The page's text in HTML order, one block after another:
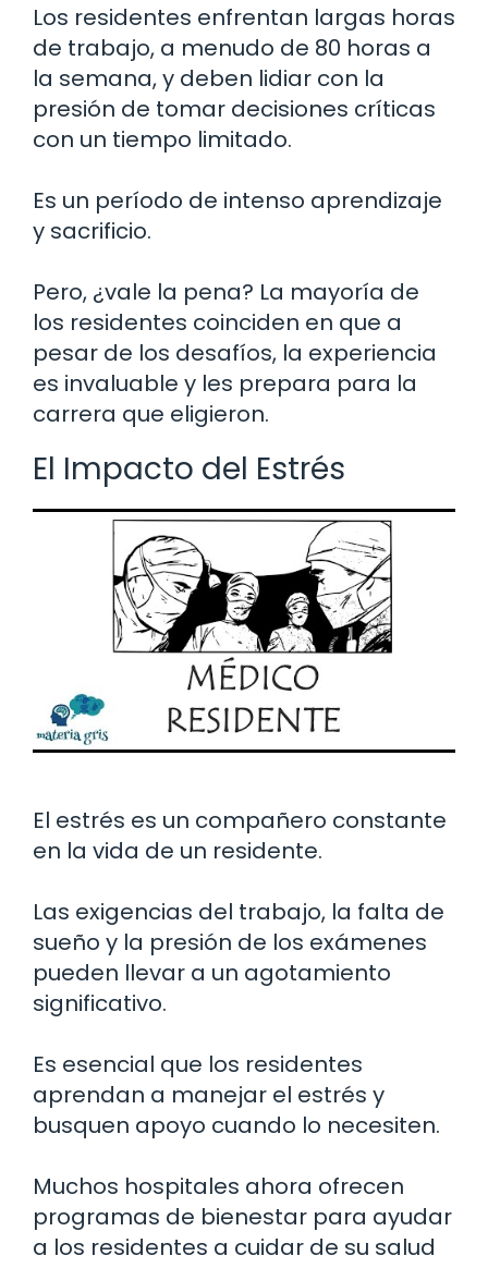
Los residentes enfrentan largas horas
de trabajo, a menudo de 80 horas a
la semana, y deben lidiar con la
presión de tomar decisiones críticas
con un tiempo limitado.
Es un período de intenso aprendizaje
y sacrificio.
Pero, ¿vale la pena? La mayoría de
los residentes coinciden en que a
pesar de los desafíos, la experiencia
es invaluable y les prepara para la
carrera que eligieron.
El Impacto del Estrés
El estrés es un compañero constante
en la vida de un residente.
Las exigencias del trabajo, la falta de
sueño y la presión de los exámenes
pueden llevar a un agotamiento
significativo.
Es esencial que los residentes
aprendan a manejar el estrés y
busquen apoyo cuando lo necesiten.
Muchos hospitales ahora ofrecen
programas de bienestar para ayudar
a los residentes a cuidar de su salud